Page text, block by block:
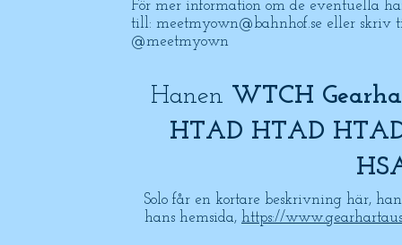
För mer information om de eventuella
till: meetmyown@bahnhof.se eller skriv
@meetmyown
Hanen WTCH
HTAD HTAD
Solo får en kortare beskrivning här,
hans hemsida, https://